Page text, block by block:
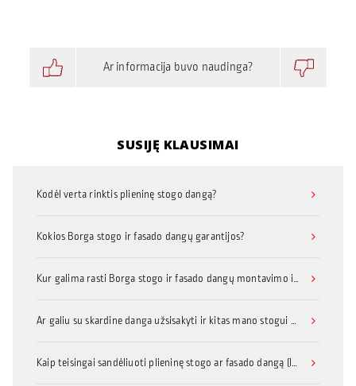
Ar informacija buvo naudinga?
SUSIJĘ KLAUSIMAI
Kodėl verta rinktis plieninę stogo dangą?
Kokios Borga stogo ir fasado dangų garantijos?
Kur galima rasti Borga stogo ir fasado dangų montavimo instrukcijas?
Ar galiu su skardine danga užsisakyti ir kitas mano stogui ar fasadui reikalingas medžiagas, priedus, ar turėčiau dėl to kreiptis kitur?
Kaip teisingai sandėliuoti plieninę stogo ar fasado dangą (lakštinį metalą su organine danga)?